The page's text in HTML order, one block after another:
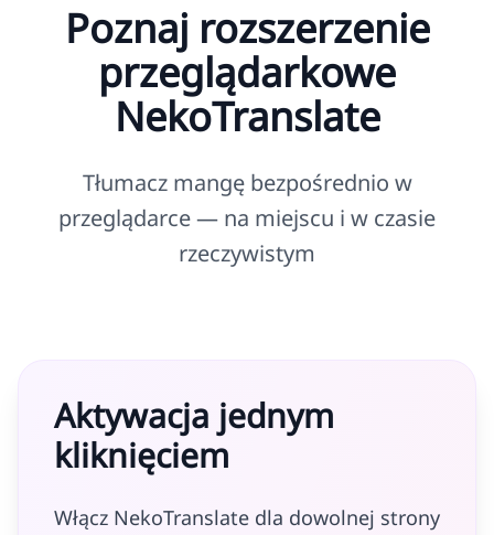
Poznaj rozszerzenie
przeglądarkowe
NekoTranslate
Tłumacz mangę bezpośrednio w
przeglądarce — na miejscu i w czasie
rzeczywistym
Aktywacja jednym
kliknięciem
Włącz NekoTranslate dla dowolnej strony